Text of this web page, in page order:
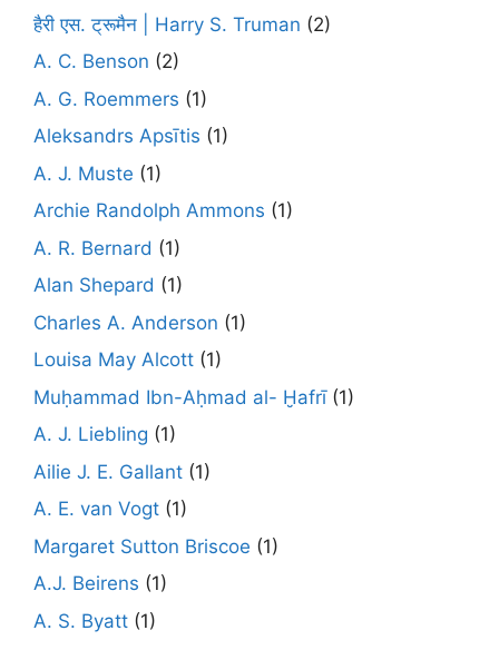
हैरी एस. ट्रूमैन | Harry S. Truman (2)
A. C. Benson (2)
A. G. Roemmers (1)
Aleksandrs Apsītis (1)
A. J. Muste (1)
Archie Randolph Ammons (1)
A. R. Bernard (1)
Alan Shepard (1)
Charles A. Anderson (1)
Louisa May Alcott (1)
Muḥammad Ibn-Aḥmad al- Ḫafrī(1)
A. J. Liebling (1)
Ailie J. E. Gallant (1)
A. E. van Vogt (1)
Margaret Sutton Briscoe (1)
A.J. Beirens (1)
A. S. Byatt (1)